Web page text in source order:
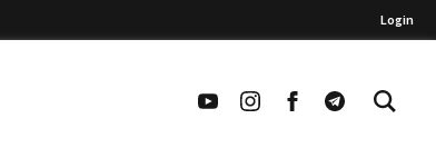
Login